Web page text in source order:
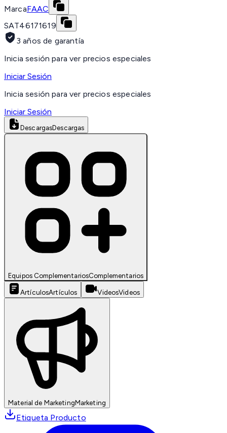
MarcaFAAC
SAT46171619
3 años de garantía
Inicia sesión para ver precios especiales
Iniciar Sesión
Inicia sesión para ver precios especiales
Iniciar Sesión
DescargasDescargas
Equipos ComplementariosComplementarios
ArtículosArtículos VideosVideos
Material de MarketingMarketing
Etiqueta Producto